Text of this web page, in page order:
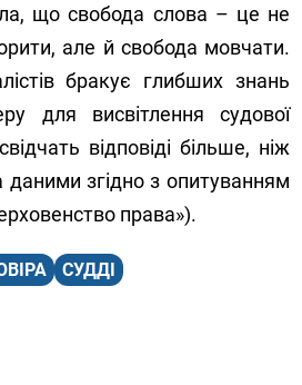
що свобода слова – це не
але й свобода мовчати.
бракує глибших знань
для висвітлення судової
відповіді більше, ніж
даними згідно з опитуванням
права»).
СУДДІ